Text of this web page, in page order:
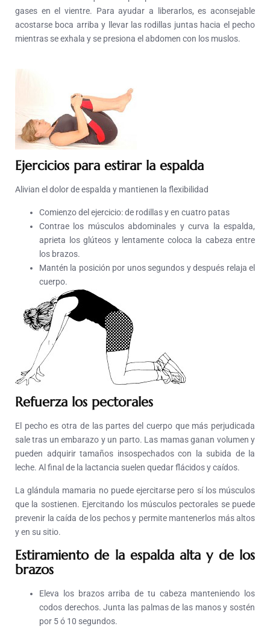
gases en el vientre. Para ayudar a liberarlos, es aconsejable
acostarse boca arriba y llevar las rodillas juntas hacia el pecho
mientras se exhala y se presiona el abdomen con los muslos.
Ejercicios para estirar la espalda
Alivian el dolor de espalda y mantienen la flexibilidad
Comienzo del ejercicio: de rodillas y en cuatro patas
Contrae los músculos abdominales y curva la espalda,
aprieta los glúteos y lentamente coloca la cabeza entre
los brazos.
Mantén la posición por unos segundos y después relaja el
cuerpo.
Refuerza los pectorales
El pecho es otra de las partes del cuerpo que más perjudicada
sale tras un embarazo y un parto. Las mamas ganan volumen y
pueden adquirir tamaños insospechados con la subida de la
leche. Al final de la lactancia suelen quedar flácidos y caídos.
La glándula mamaria no puede ejercitarse pero sí los músculos
que la sostienen. Ejercitando los músculos pectorales se puede
prevenir la caída de los pechos y permite mantenerlos más altos
y en su sitio.
Estiramiento de la espalda alta y de los
brazos
Eleva los brazos arriba de tu cabeza manteniendo los
codos derechos. Junta las palmas de las manos y sostén
por 5 ó 10 segundos.